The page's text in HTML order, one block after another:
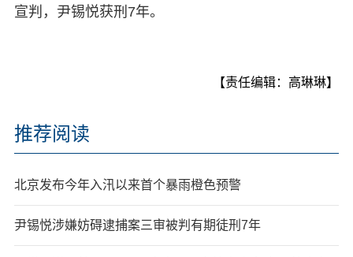
宣判，尹锡悦获刑7年。
【责任编辑：高琳琳】
推荐阅读
北京发布今年入汛以来首个暴雨橙色预警
尹锡悦涉嫌妨碍逮捕案三审被判有期徒刑7年